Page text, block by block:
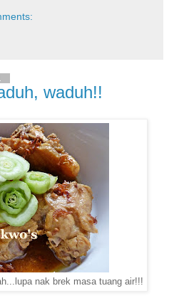
waduh!!
nak brek masa tuang air!!!